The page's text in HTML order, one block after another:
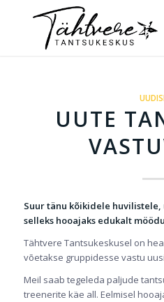
UUTE
Suur tänu kõikidele
selleks hooajaks edukalt
Tähtvere Tantsukeskusel on
võetakse gruppidesse vastu
Meil saab tegeleda paljude
treenerite käe all. Eelmisel